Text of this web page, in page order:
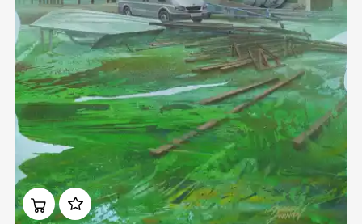
Домен: rakovgallery.cn